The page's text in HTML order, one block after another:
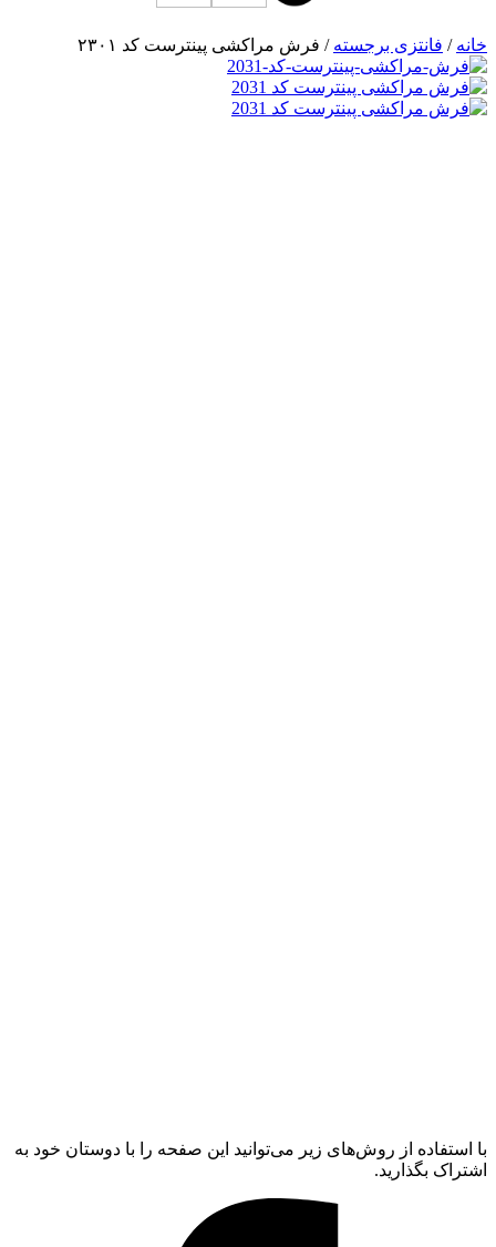
خانه/فانتزی برجسته/ فرش مراکشی پینترست کد ۲۳۰۱
با استفاده از روش‌های زیر می‌توانید این صفحه را با دوستان خود به
اشتراک بگذارید.